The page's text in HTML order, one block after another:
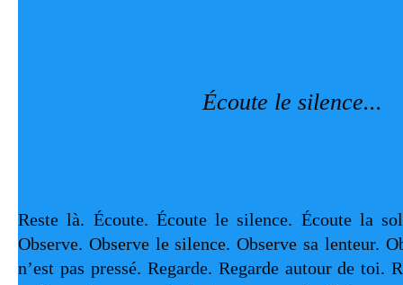
Écoute le silence...
Reste là. Écoute. Écoute le silence. Écoute la
Observe. Observe le silence. Observe sa lenteur.
n’est pas pressé. Regarde. Regarde autour de toi.